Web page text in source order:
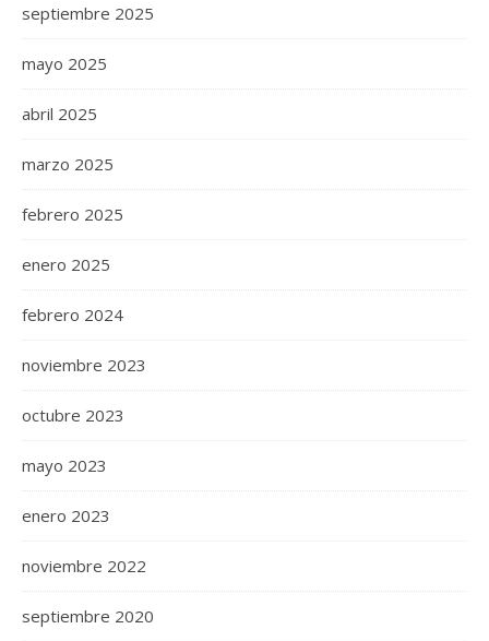
septiembre 2025
mayo 2025
abril 2025
marzo 2025
febrero 2025
enero 2025
febrero 2024
noviembre 2023
octubre 2023
mayo 2023
enero 2023
noviembre 2022
septiembre 2020